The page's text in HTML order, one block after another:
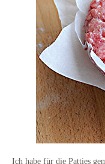
Ich habe für die Patties